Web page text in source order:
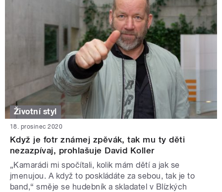
Životní styl
18. prosinec 2020
Když je fotr známej zpěvák, tak mu ty děti
nezazpívaj, prohlašuje David Koller
„Kamarádi mi spočítali, kolik mám dětí a jak se
jmenujou. A když to poskládáte za sebou, tak je to
band,“ směje se hudebník a skladatel v Blízkých